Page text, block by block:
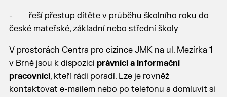
- řeší přestup dítěte v průběhu školního roku do
české mateřské, základní nebo střední školy
V prostorách Centra pro cizince JMK na ul. Mezírka 1
v Brně jsou k dispozici právníci a informační
pracovníci, kteří rádi poradí. Lze je rovněž
kontaktovat e-mailem nebo po telefonu a domluvit si